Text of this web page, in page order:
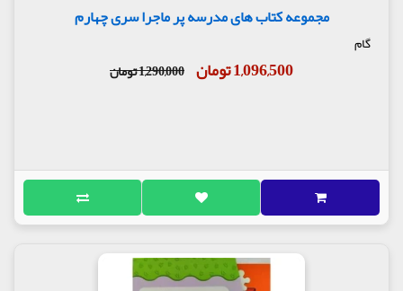
مجموعه کتاب های مدرسه پر ماجرا سری چهارم
گام
1,096,500 تومان 1,290,000 تومان